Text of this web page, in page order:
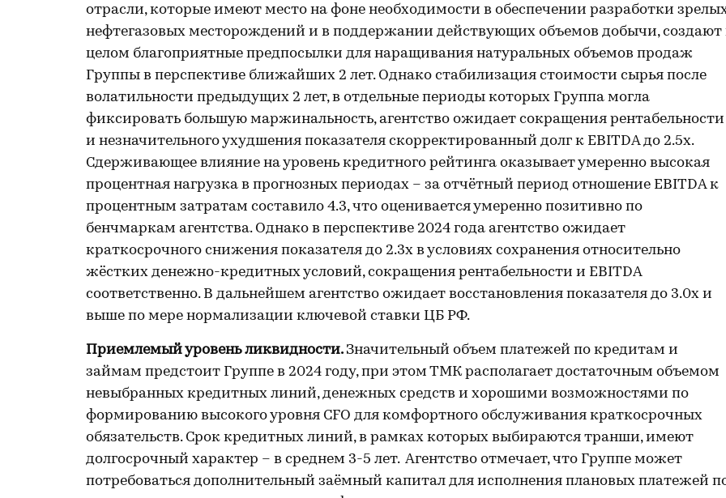
отрасли, которые имеют место на фоне необходимости в обеспечении разработки
нефтегазовых месторождений и в поддержании действующих объемов добычи, создают
целом благоприятные предпосылки для наращивания натуральных объемов продаж
Группы в перспективе ближайших 2 лет. Однако стабилизация стоимости сырья после
волатильности предыдущих 2 лет, в отдельные периоды которых Группа могла
фиксировать большую маржинальность, агентство ожидает сокращения рентабельности
и незначительного ухудшения показателя скорректированный долг к EBITDA до 2.5х.
Сдерживающее влияние на уровень кредитного рейтинга оказывает умеренно высокая
процентная нагрузка в прогнозных периодах – за отчётный период отношение EBITDA к
процентным затратам составило 4.3, что оценивается умеренно позитивно по
бенчмаркам агентства. Однако в перспективе 2024 года агентство ожидает
краткосрочного снижения показателя до 2.3х в условиях сохранения относительно
жёстких денежно-кредитных условий, сокращения рентабельности и EBITDA
соответственно. В дальнейшем агентство ожидает восстановления показателя до 3.0х и
выше по мере нормализации ключевой ставки ЦБ РФ.
Приемлемый уровень ликвидности. Значительный объем платежей по кредитам и
займам предстоит Группе в 2024 году, при этом ТМК располагает достаточным объемом
невыбранных кредитных линий, денежных средств и хорошими возможностями по
формированию высокого уровня CFO для комфортного обслуживания краткосрочных
обязательств. Срок кредитных линий, в рамках которых выбираются транши, имеют
долгосрочный характер – в среднем 3-5 лет. Агентство отмечает, что Группе может
потребоваться дополнительный заёмный капитал для исполнения плановых платежей